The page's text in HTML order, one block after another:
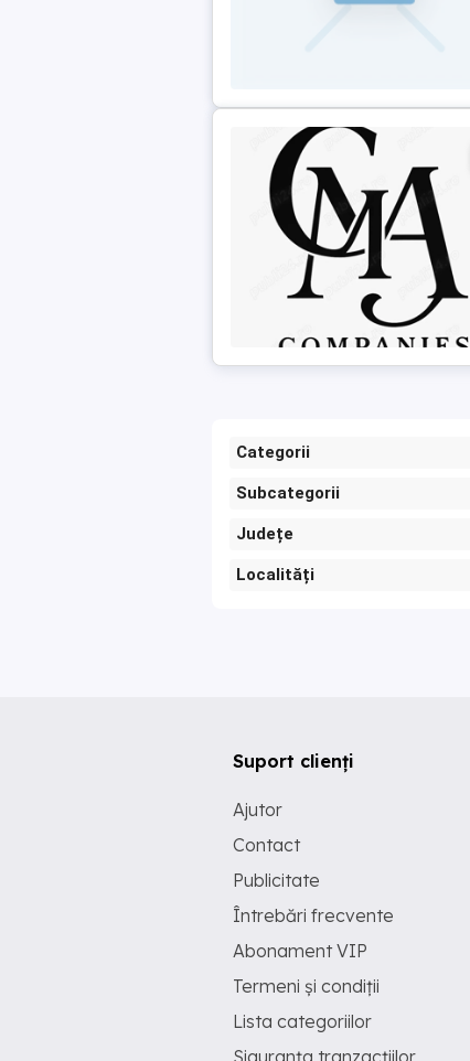
Categorii
Subcategorii
Județe
Localități
Suport clienți
Ajutor
Contact
Publicitate
Întrebări frecvente
Abonament VIP
Termeni și condiții
Lista categoriilor
Siguranța tranzacțiilor